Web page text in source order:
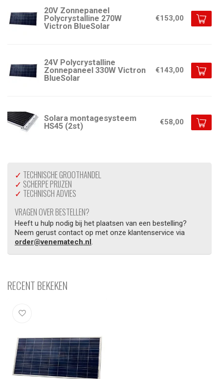
20V Zonnepaneel
Polycrystalline 270W
Victron BlueSolar
€153,00
24V Polycrystalline
Zonnepaneel 330W Victron
BlueSolar
€143,00
Solara montagesysteem
HS45 (2st)
€58,00
✓ TECHNISCHE GROOTHANDEL
✓ SCHERPE PRIJZEN
✓ TECHNISCH ADVIES
VRAGEN OVER BESTELLEN?
Heeft u hulp nodig bij het plaatsen van een bestelling?
Neem gerust contact op met onze klantenservice via
order@venematech.nl.
RECENT BEKEKEN